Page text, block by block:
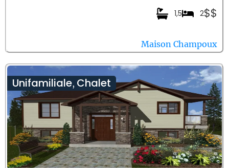
$$
2
1,5
Maison Champoux
Unifamiliale, Chalet